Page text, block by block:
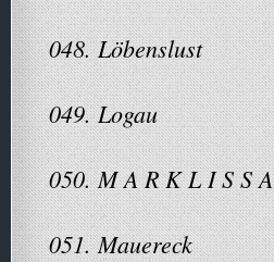
048. Löbenslust
049. Logau
050. M A R K L I S S A
051. Mauereck